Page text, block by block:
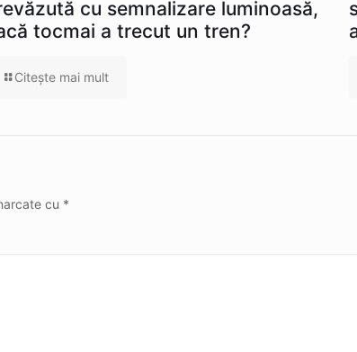
cu semnalizare luminoasă,
tocmai a trecut un tren?
Citeşte mai mult
cu *